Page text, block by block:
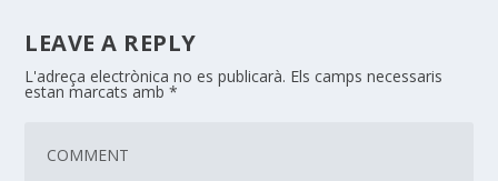
LEAVE A REPLY
L'adreça electrònica no es publicarà. Els camps necessaris
estan marcats amb*